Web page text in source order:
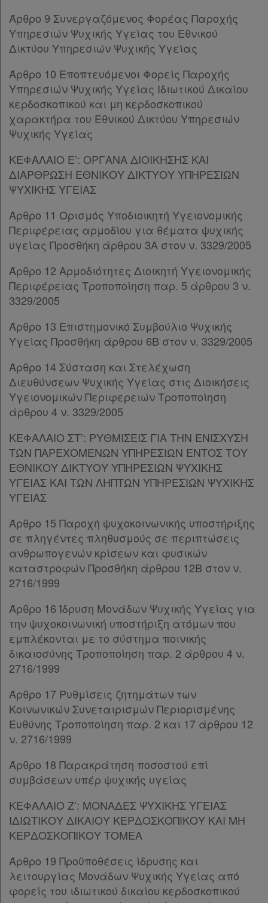
Άρθρο 25
ΚΕΦΑΛΑΙΟ Θ’
[-]
Άρθρο 26
ΜΕΡΟΣ Β’
ΚΕΦΑΛΑΙΟ Α’ [-]
Άρθρο 27
Άρθρο 28
ΚΕΦΑΛΑΙΟ Β’ [-]
Άρθρο 29
Παρ.1
Παρ.2
Παρ.3
Άρθρο 30 [-]
Παρ.1
Παρ.2
Παρ.4
Άρθρο 31
ΚΕΦΑΛΑΙΟ Γ’
Άρθρο 32 [-]
Παρ.1
Παρ.2
Παρ.3
Παρ.4
Παρ.5
Άρθρο 32Α [-]
Παρ.2
Παρ.3
Παρ.4
Άρθρο 33
[-]
Παρ.2
Παρ.3
ΚΕΦΑΛΑΙΟ Δ’ [-]
Άρθρο 34
Άρθρο 35 [-]
Παρ.2
Παρ.3
Παρ.4
Παρ.5
Παρ.2
Παρ.3
Άρθρο 37 [-]
Παρ.3
Παρ.4
Παρ.5
Παρ.6
Άρθρο 38 [-]
Παρ.2
Παρ.3
Παρ.4
Άρθρο 9 Συνεργαζόμενος Φορέας Παροχής
Υπηρεσιών Ψυχικής Υγείας του Εθνικού
Δικτύου Υπηρεσιών Ψυχικής Υγείας
Άρθρο 10 Εποπτευόμενοι Φορείς Παροχής
Υπηρεσιών Ψυχικής Υγείας Ιδιωτικού Δικαίου
κερδοσκοπικού και μη κερδοσκοπικού
χαρακτήρα του Εθνικού Δικτύου Υπηρεσιών
Ψυχικής Υγείας
ΚΕΦΑΛΑΙΟ Ε’: ΟΡΓΑΝΑ ΔΙΟΙΚΗΣΗΣ ΚΑΙ
ΔΙΑΡΘΡΩΣΗ ΕΘΝΙΚΟΥ ΔΙΚΤΥΟΥ ΥΠΗΡΕΣΙΩΝ
ΨΥΧΙΚΗΣ ΥΓΕΙΑΣ
Άρθρο 11 Ορισμός Υποδιοικητή Υγειονομικής
Περιφέρειας αρμοδίου για θέματα ψυχικής
υγείας Προσθήκη άρθρου 3Α στον ν. 3329/2005
Άρθρο 12 Αρμοδιότητες Διοικητή Υγειονομικής
Περιφέρειας Τροποποίηση παρ. 5 άρθρου 3 ν.
3329/2005
Άρθρο 13 Επιστημονικό Συμβούλιο Ψυχικής
Υγείας Προσθήκη άρθρου 6Β στον ν. 3329/2005
Άρθρο 14 Σύσταση και Στελέχωση
Διευθύνσεων Ψυχικής Υγείας στις Διοικήσεις
Υγειονομικών Περιφερειών Τροποποίηση
άρθρου 4 ν. 3329/2005
ΚΕΦΑΛΑΙΟ ΣΤ’: ΡΥΘΜΙΣΕΙΣ ΓΙΑ ΤΗΝ ΕΝΙΣΧΥΣΗ
ΤΩΝ ΠΑΡΕΧΟΜΕΝΩΝ ΥΠΗΡΕΣΙΩΝ ΕΝΤΟΣ ΤΟΥ
ΕΘΝΙΚΟΥ ΔΙΚΤΥΟΥ ΥΠΗΡΕΣΙΩΝ ΨΥΧΙΚΗΣ
ΥΓΕΙΑΣ ΚΑΙ ΤΩΝ ΛΗΠΤΩΝ ΥΠΗΡΕΣΙΩΝ ΨΥΧΙΚΗΣ
ΥΓΕΙΑΣ
Άρθρο 15 Παροχή ψυχοκοινωνικής υποστήριξης
σε πληγέντες πληθυσμούς σε περιπτώσεις
ανθρωπογενών κρίσεων και φυσικών
καταστροφών Προσθήκη άρθρου 12Β στον ν.
2716/1999
Άρθρο 16 Ίδρυση Μονάδων Ψυχικής Υγείας για
την ψυχοκοινωνική υποστήριξη ατόμων που
εμπλέκονται με το σύστημα ποινικής
δικαιοσύνης Τροποποίηση παρ. 2 άρθρου 4 ν.
2716/1999
Άρθρο 17 Ρυθμίσεις ζητημάτων των
Κοινωνικών Συνεταιρισμών Περιορισμένης
Ευθύνης Τροποποίηση παρ. 2 και 17 άρθρου 12
ν. 2716/1999
Άρθρο 18 Παρακράτηση ποσοστού επί
συμβάσεων υπέρ ψυχικής υγείας
ΚΕΦΑΛΑΙΟ Ζ’: ΜΟΝΑΔΕΣ ΨΥΧΙΚΗΣ ΥΓΕΙΑΣ
ΙΔΙΩΤΙΚΟΥ ΔΙΚΑΙΟΥ ΚΕΡΔΟΣΚΟΠΙΚΟΥ ΚΑΙ ΜΗ
ΚΕΡΔΟΣΚΟΠΙΚΟΥ ΤΟΜΕΑ
Άρθρο 19 Προϋποθέσεις ίδρυσης και
λειτουργίας Μονάδων Ψυχικής Υγείας από
φορείς του ιδιωτικού δικαίου κερδοσκοπικού